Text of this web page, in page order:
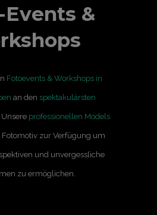
Events &
Fotoevents & Workshops in
an den spektakulärsten
Unsere professionellen Models
Fotomotiv zur Verfügung um
und unvergessliche
zu ermöglichen.